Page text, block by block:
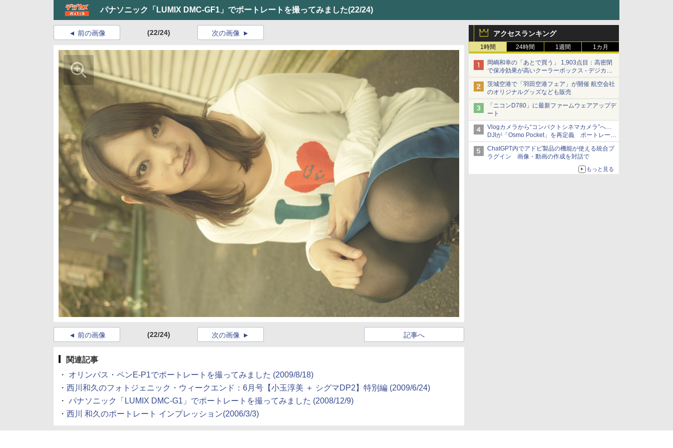
パナソニック「LUMIX DMC-GF1」でポートレートを撮ってみました(22/24)
アクセスランキング
1時間 24時間 1週間 1カ月
岡嶋和幸の「あとで買う」 1,903点目：高密閉
で保冷効果が高いクーラーボックス - デジカメ
Watch
茨城空港で「羽田空港フェア」が開催 航空会社
のオリジナルグッズなども販売
「ニコンD780」に最新ファームウェアアップデ
ート
Vlogカメラから“コンパクトシネマカメラ”へ…
DJIが「Osmo Pocket」を再定義 ポートレート
重視の映像設計に
ChatGPT内でアドビ製品の機能が使える統合プ
ラグイン 画像・動画の作成を対話で
もっと見る
前の画像 (22/24) 次の画像
前の画像 (22/24) 記事へ
次の画像
関連記事
・
オリンパス・ペンE-P1でポートレートを撮ってみました (2009/8/18)
・ 西川和久のフォトジェニック・ウィークエンド：6月号【小玉淳美 ＋ シグマDP2】特別編 (2009/6/24)
・ パナソニック「LUMIX DMC-G1」でポートレートを撮ってみました (2008/12/9)
・ 西川 和久のポートレート インプレッション(2006/3/3)